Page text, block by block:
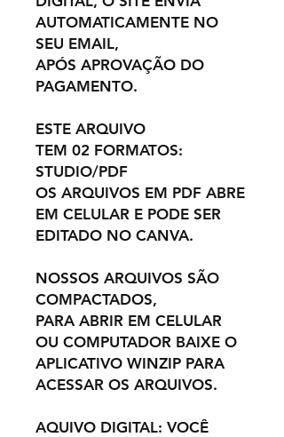
AUTOMATICAMENTE NO
SEU EMAIL,
APÓS APROVAÇÃO DO
PAGAMENTO.
ESTE ARQUIVO
TEM 02 FORMATOS:
STUDIO/PDF
OS ARQUIVOS EM PDF ABRE
EM CELULAR E PODE SER
EDITADO NO CANVA.
NOSSOS ARQUIVOS SÃO
COMPACTADOS,
PARA ABRIR EM CELULAR
OU COMPUTADOR BAIXE O
APLICATIVO WINZIP PARA
ACESSAR OS ARQUIVOS.
AQUIVO DIGITAL: VOCÊ